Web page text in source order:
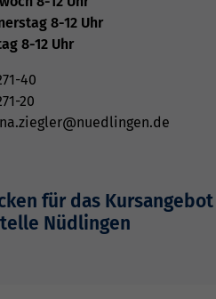
8-12 Uhr
8-12 Uhr
40
20
für das
Nüdlingen